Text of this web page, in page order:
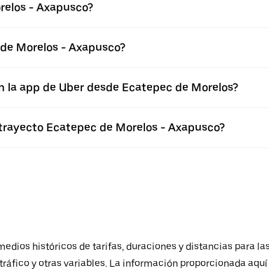
- Axapusco?
Morelos - Axapusco?
app de Uber desde Ecatepec de Morelos?
Ecatepec de Morelos - Axapusco?
históricos de tarifas, duraciones y distancias para
y otras variables. La información proporcionada